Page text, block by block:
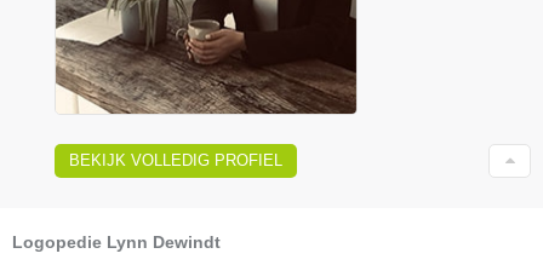
BEKIJK VOLLEDIG PROFIEL
Logopedie Lynn Dewindt